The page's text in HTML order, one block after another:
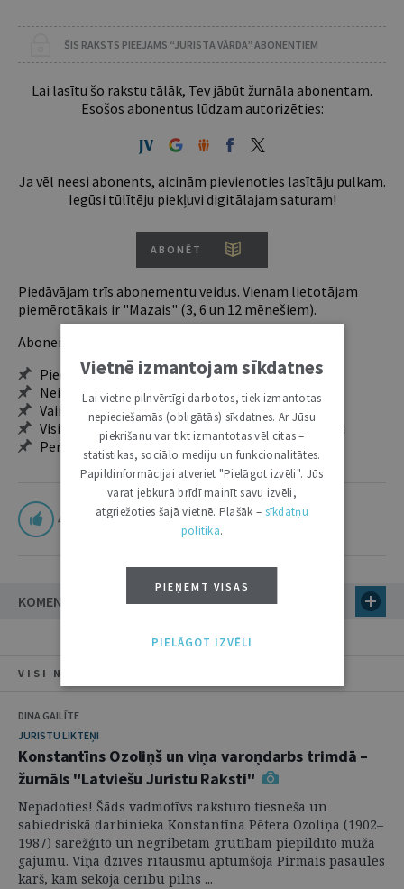
ŠIS RAKSTS PIEEJAMS “JURISTA VĀRDA” ABONENTIEM
Lai lasītu šo rakstu tālāk, Tev jābūt žurnāla abonentam.
Esošos abonentus lūdzam autorizēties:
Ja vēl neesi abonents, aicinām pievienoties lasītāju pulkam.
Iegūsi tūlītēju piekļuvi digitālajam saturam!
ABONĒT
Piedāvājam trīs abonementu veidus. Vienam lietotājam
piemērotākais ir "Mazais" (3, 6 un 12 mēnešiem).
Abonentu ieguvumi:
Pieeja jaunākajam izdevumam
Neierobežota pieeja arhīvam – 24 h/7 d.
Vairāk nekā 18 000 rakstu un 2000 autoru
Visi tematiskie numuri un ikgadējie grāmatžurnāli
Personalizētās iespējas – piezīmes, citāti, mapes
4
KOMENTĀRI
VISI NUMURA RAKSTI
DINA GAILĪTE
JURISTU LIKTEŅI
Konstantīns Ozoliņš un viņa varoņdarbs trimdā –
žurnāls "Latviešu Juristu Raksti"
Nepadoties! Šāds vadmotīvs raksturo tiesneša un
sabiedriskā darbinieka Konstantīna Pētera Ozoliņa (1902–
1987) sarežģīto un negribētām grūtībām piepildīto mūža
gājumu. Viņa dzīves rītausmu aptumšoja Pirmais pasaules
karš, kam sekoja cerību pilns ...
Vietnē izmantojam sīkdatnes
Lai vietne pilnvērtīgi darbotos, tiek izmantotas
nepieciešamās (obligātās) sīkdatnes. Ar Jūsu
piekrišanu var tikt izmantotas vēl citas –
statistikas, sociālo mediju un funkcionalitātes.
Papildinformācijai atveriet "Pielāgot izvēli". Jūs
varat jebkurā brīdī mainīt savu izvēli,
atgriežoties šajā vietnē. Plašāk – sīkdatņu
politikā.
PIEŅEMT VISAS
PIELĀGOT IZVĒLI